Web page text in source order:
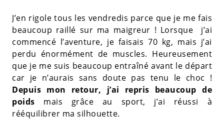
J’en rigole tous les vendredis parce que je me fais
beaucoup raillé sur ma maigreur ! Lorsque j’ai
commencé l’aventure, je faisais 70 kg, mais j’ai
perdu énormément de muscles. Heureusement
que je me suis beaucoup entraîné avant le départ
car je n’aurais sans doute pas tenu le choc !
Depuis mon retour, j’ai repris beaucoup de
poids mais grâce au sport, j’ai réussi à
rééquilibrer ma silhouette.